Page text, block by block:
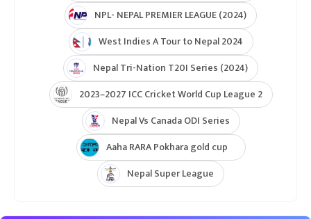
NPL- NEPAL PREMIER LEAGUE (2024)
West Indies A Tour to Nepal 2024
Nepal Tri-Nation T20I Series (2024)
2023–2027 ICC Cricket World Cup League 2
Nepal Vs Canada ODI Series
Aaha RARA Pokhara gold cup
Nepal Super League